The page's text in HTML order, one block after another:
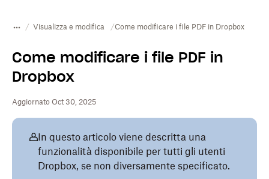
Visualizza e modifica Come modificare i file PDF in Dropbox
Come modificare i file PDF in
Dropbox
Aggiornato Oct 30, 2025
In questo articolo viene descritta una
funzionalità disponibile per tutti gli utenti
Dropbox, se non diversamente specificato.